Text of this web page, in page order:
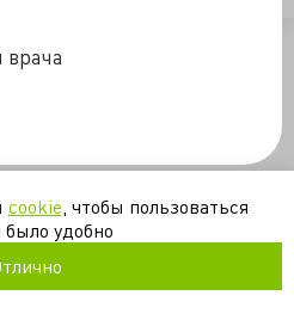
cookie , чтобы пользоваться
было удобно
19-02-2019